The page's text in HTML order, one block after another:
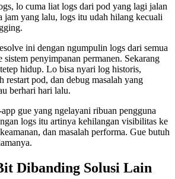
lo cuma liat logs dari pod yang lagi jalan
jam yang lalu, logs itu udah hilang kecuali
ini dengan ngumpulin logs dari semua
penyimpanan permanen. Sekarang
hidup. Lo bisa nyari log historis,
restart pod, dan debug masalah yang
berhari hari lalu.
gue yang ngelayani ribuan pengguna
logs itu artinya kehilangan visibilitas ke
dan masalah performa. Gue butuh
Dibanding Solusi Lain